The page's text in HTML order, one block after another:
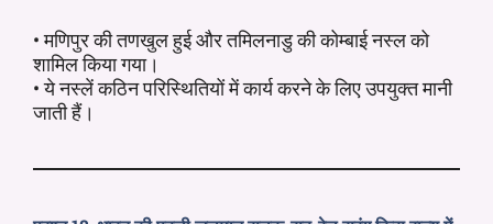
• मणिपुर की तणखुल हुई और तमिलनाडु की कोम्बाई नस्ल को
शामिल किया गया।
• ये नस्लें कठिन परिस्थितियों में कार्य करने के लिए उपयुक्त मानी
जाती हैं।